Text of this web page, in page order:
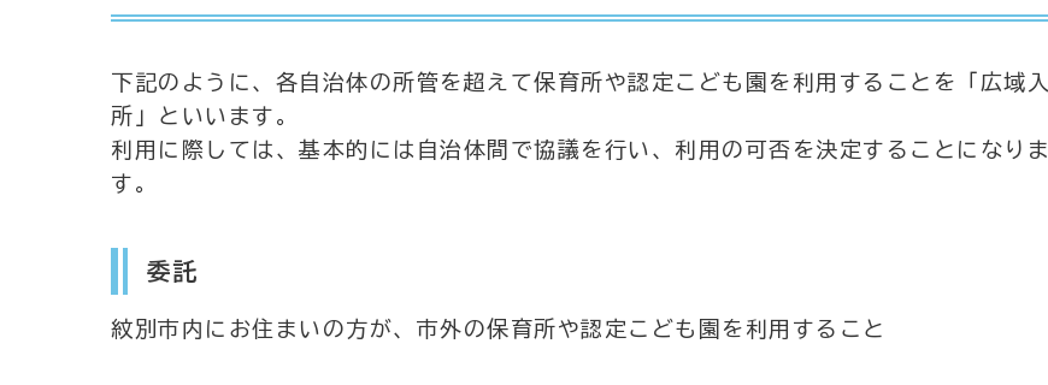
下記のように、各自治体の所管を超えて保育所や認定こども園を利用することを「広域入
所」といいます。
利用に際しては、基本的には自治体間で協議を行い、利用の可否を決定することになりま
す。
委託
紋別市内にお住まいの方が、市外の保育所や認定こども園を利用すること